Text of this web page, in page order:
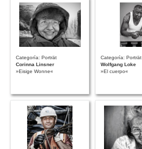
Categoría: Porträt
Corinna Linsner
»Eisige Wonne«
Categoría: Porträt
Wolfgang Loke
»El cuerpo«